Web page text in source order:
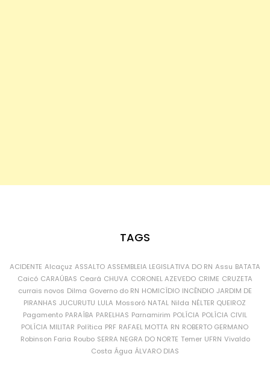
TAGS
ACIDENTE Alcaçuz ASSALTO ASSEMBLEIA LEGISLATIVA DO RN Assu BATATA
Caicó CARAÚBAS Ceará CHUVA CORONEL AZEVEDO CRIME CRUZETA
currais novos Dilma Governo do RN HOMICÍDIO INCÊNDIO JARDIM DE
PIRANHAS JUCURUTU LULA Mossoró NATAL Nilda NÉLTER QUEIROZ
Pagamento PARAÍBA PARELHAS Parnamirim POLÍCIA POLÍCIA CIVIL
POLÍCIA MILITAR Política PRF RAFAEL MOTTA RN ROBERTO GERMANO
Robinson Faria Roubo SERRA NEGRA DO NORTE Temer UFRN Vivaldo
Costa Água ÁLVARO DIAS